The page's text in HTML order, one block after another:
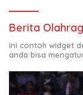
Berita
Ini contoh widget
anda bisa